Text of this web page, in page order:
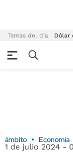
Temas del día Dólar
ámbito Economía
1 de julio 2024 -